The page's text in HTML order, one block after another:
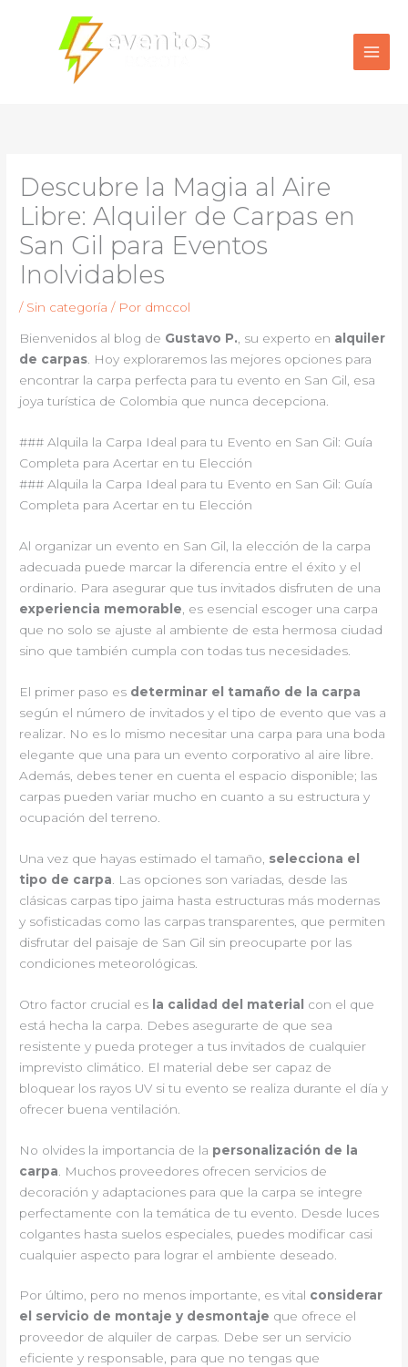
contenido
Descubre la Magia al Aire
Libre: Alquiler de Carpas en
San Gil para Eventos
Inolvidables
/ Sin categoría / Por dmccol
Bienvenidos al blog de Gustavo P., su experto en alquiler
de carpas. Hoy exploraremos las mejores opciones para
encontrar la carpa perfecta para tu evento en San Gil, esa
joya turística de Colombia que nunca decepciona.
### Alquila la Carpa Ideal para tu Evento en San Gil: Guía
Completa para Acertar en tu Elección
### Alquila la Carpa Ideal para tu Evento en San Gil: Guía
Completa para Acertar en tu Elección
Al organizar un evento en San Gil, la elección de la carpa
adecuada puede marcar la diferencia entre el éxito y el
ordinario. Para asegurar que tus invitados disfruten de una
experiencia memorable , es esencial escoger una carpa
que no solo se ajuste al ambiente de esta hermosa ciudad
sino que también cumpla con todas tus necesidades.
El primer paso es determinar el tamaño de la carpa
según el número de invitados y el tipo de evento que vas a
realizar. No es lo mismo necesitar una carpa para una boda
elegante que una para un evento corporativo al aire libre.
Además, debes tener en cuenta el espacio disponible; las
carpas pueden variar mucho en cuanto a su estructura y
ocupación del terreno.
Una vez que hayas estimado el tamaño, selecciona el
tipo de carpa . Las opciones son variadas, desde las
clásicas carpas tipo jaima hasta estructuras más modernas
y sofisticadas como las carpas transparentes, que permiten
disfrutar del paisaje de San Gil sin preocuparte por las
condiciones meteorológicas.
Otro factor crucial es la calidad del material
con el que
está hecha la carpa. Debes asegurarte de que sea
resistente y pueda proteger a tus invitados de cualquier
imprevisto climático. El material debe ser capaz de
bloquear los rayos UV si tu evento se realiza durante el día y
ofrecer buena ventilación.
No olvides la importancia de la personalización de la
carpa . Muchos proveedores ofrecen servicios de
decoración y adaptaciones para que la carpa se integre
perfectamente con la temática de tu evento. Desde luces
colgantes hasta suelos especiales, puedes modificar casi
cualquier aspecto para lograr el ambiente deseado.
Por último, pero no menos importante, es vital considerar
el servicio de montaje y desmontaje que ofrece el
proveedor de alquiler de carpas. Debe ser un servicio
eficiente y responsable, para que no tengas que